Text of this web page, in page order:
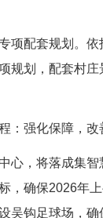
配套规划。依
规划，配套村庄
强化保障，改
，将落成集智
，确保2026年
吴钩足球场，确